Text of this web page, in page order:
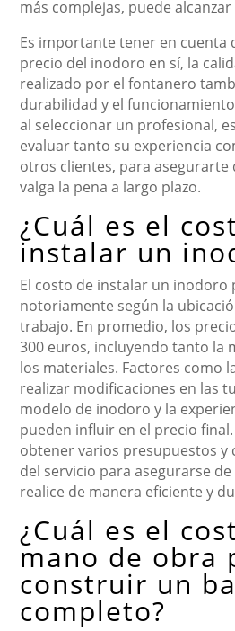
más complejas, puede alcanzar
Es importante tener en cuenta
precio del inodoro en sí, la
realizado por el fontanero
durabilidad y el
al seleccionar un profesional,
evaluar tanto su experiencia
otros clientes, para asegurarte
valga la pena a largo plazo.
¿Cuál es el
instalar un
El costo de instalar un inodoro
notoriamente según la
trabajo. En promedio, los
300 euros, incluyendo tanto la
los materiales. Factores como
realizar modificaciones en las
modelo de inodoro y la
pueden influir en el precio
obtener varios presupuestos y
del servicio para asegurarse
realice de manera eficiente y
¿Cuál es el
mano de obra
construir un
completo?